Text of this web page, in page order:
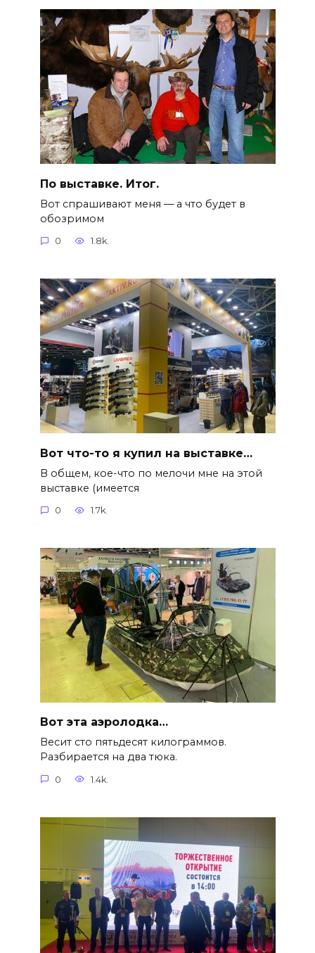
По выставке. Итог.
Вот спрашивают меня — а что будет в
обозримом
0 1.8k.
Вот что-то я купил на выставке…
В общем, кое-что по мелочи мне на этой
выставке (имеется
0 1.7k.
Вот эта аэролодка…
Весит сто пятьдесят килограммов.
Разбирается на два тюка.
0 1.4k.